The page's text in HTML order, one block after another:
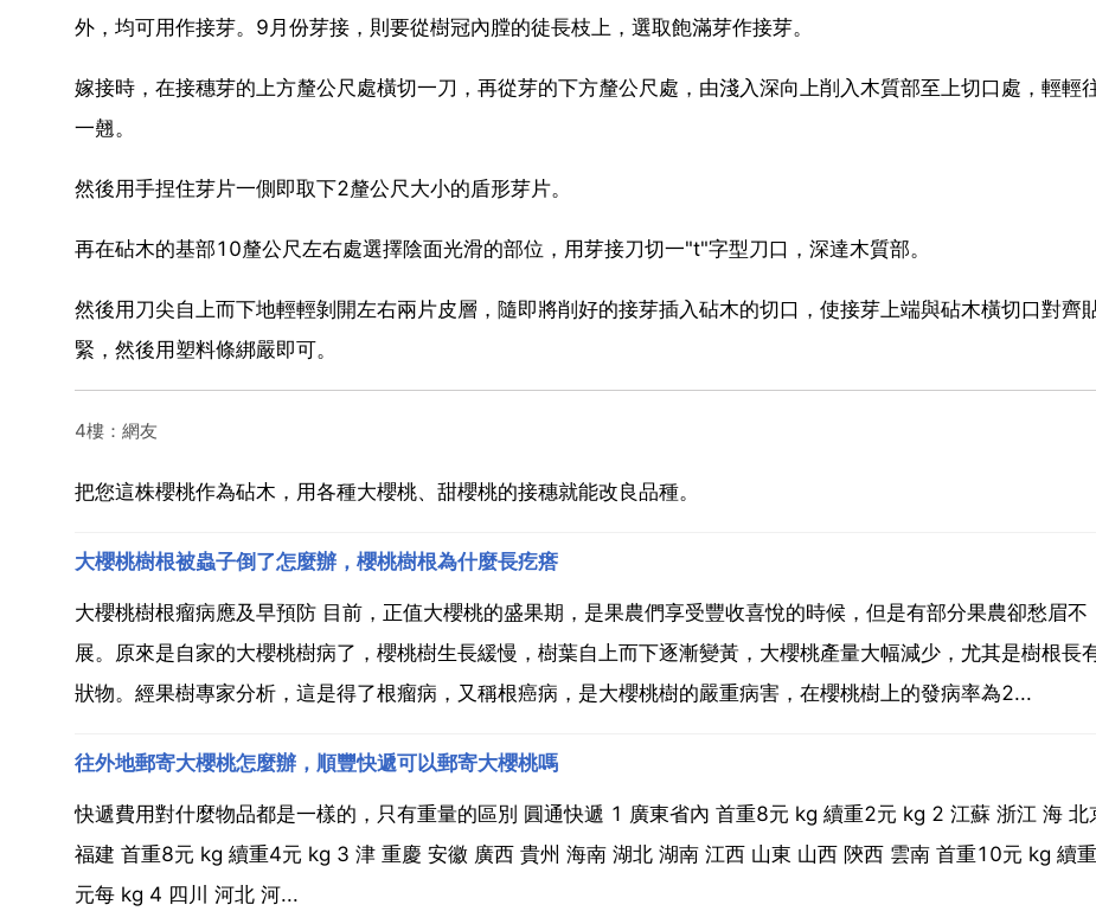
外，均可用作接芽。9月份芽接，則要從樹冠內膛的徒長枝上，選取飽滿芽作接芽。
嫁接時，在接穗芽的上方釐公尺處橫切一刀，再從芽的下方釐公尺處，由淺入深向上削入木質部至上切口處，輕輕
一翹。
然後用手捏住芽片一側即取下2釐公尺大小的盾形芽片。
再在砧木的基部10釐公尺左右處選擇陰面光滑的部位，用芽接刀切一"t"字型刀口，深達木質部。
然後用刀尖自上而下地輕輕剝開左右兩片皮層，隨即將削好的接芽插入砧木的切口，使接芽上端與砧木橫切口對齊
緊，然後用塑料條綁嚴即可。
4樓：網友
把您這株櫻桃作為砧木，用各種大櫻桃、甜櫻桃的接穗就能改良品種。
大櫻桃樹根被蟲子倒了怎麼辦，櫻桃樹根為什麼長疙瘩
大櫻桃樹根瘤病應及早預防 目前，正值大櫻桃的盛果期，是果農們享受豐收喜悅的時候，但是有部分果農卻愁眉不
展。原來是自家的大櫻桃樹病了，櫻桃樹生長緩慢，樹葉自上而下逐漸變黃，大櫻桃產量大幅減少，尤其是樹根長
狀物。經果樹專家分析，這是得了根瘤病，又稱根癌病，是大櫻桃樹的嚴重病害，在櫻桃樹上的發病率為2...
往外地郵寄大櫻桃怎麼辦，順豐快遞可以郵寄大櫻桃嗎
快遞費用對什麼物品都是一樣的，只有重量的區別 圓通快遞 1 廣東省內 首重8元 kg 續重2元 kg 2 江蘇 浙江 海 北
福建 首重8元 kg 續重4元 kg 3 津 重慶 安徽 廣西 貴州 海南 湖北 湖南 江西 山東 山西 陝西 雲南 首重10元 kg 續
元每 kg 4 四川 河北 河...